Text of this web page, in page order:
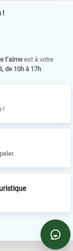
!
t’aimeest à votre
de 10h à 17h.
!